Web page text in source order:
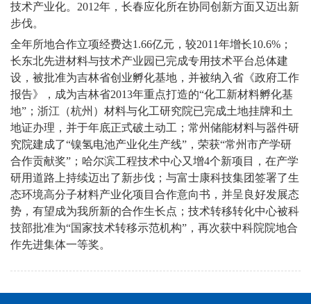
技术产业化。2012年，长春应化所在协同创新方面又迈出新
步伐。
全年所地合作立项经费达1.66亿元，较2011年增长10.6%；
长东北先进材料与技术产业园已完成专用技术平台总体建
设，被批准为吉林省创业孵化基地，并被纳入省《政府工作
报告》，成为吉林省2013年重点打造的“化工新材料孵化基
地”；浙江（杭州）材料与化工研究院已完成土地挂牌和土
地证办理，并于年底正式破土动工；常州储能材料与器件研
究院建成了“镍氢电池产业化生产线”，荣获“常州市产学研
合作贡献奖”；哈尔滨工程技术中心又增4个新项目，在产学
研用道路上持续迈出了新步伐；与富士康科技集团签署了生
态环境高分子材料产业化项目合作意向书，并呈良好发展态
势，有望成为我所新的合作生长点；技术转移转化中心被科
技部批准为“国家技术转移示范机构”，再次获中科院院地合
作先进集体一等奖。